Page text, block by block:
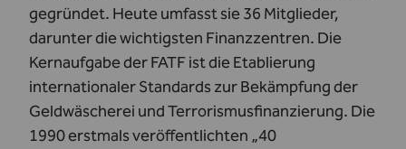
gegründet. Heute umfasst sie 36 Mitglieder,
darunter die wichtigsten Finanzzentren. Die
Kernaufgabe der FATF ist die Etablierung
internationaler Standards zur Bekämpfung der
Geldwäscherei und Terrorismusfinanzierung. Die
1990 erstmals veröffentlichten „40